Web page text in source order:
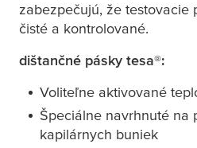
zabezpečujú, že testovacie
čisté a kontrolované.
dištančné pásky tesa®:
Voliteľne aktivované
Špeciálne navrhnuté na
kapilárnych buniek